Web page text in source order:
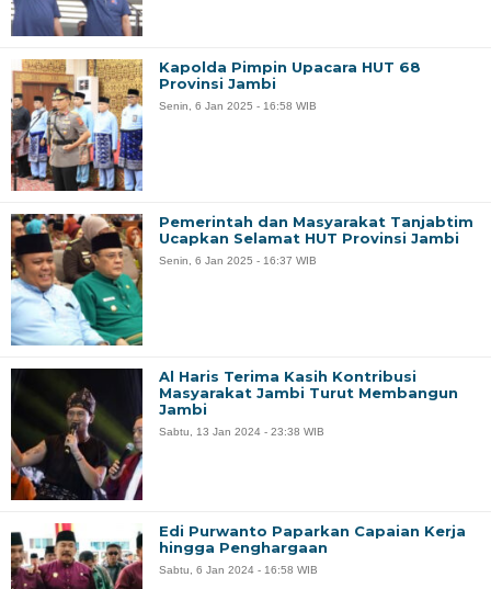
Kapolda Pimpin Upacara HUT 68
Provinsi Jambi
Senin, 6 Jan 2025 - 16:58 WIB
Pemerintah dan Masyarakat Tanjabtim
Ucapkan Selamat HUT Provinsi Jambi
Senin, 6 Jan 2025 - 16:37 WIB
Al Haris Terima Kasih Kontribusi
Masyarakat Jambi Turut Membangun
Jambi
Sabtu, 13 Jan 2024 - 23:38 WIB
Edi Purwanto Paparkan Capaian Kerja
hingga Penghargaan
Sabtu, 6 Jan 2024 - 16:58 WIB